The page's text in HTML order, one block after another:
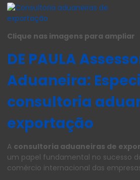
Clique nas imagens para ampliar
DE PAULA
Aduaneira:
consultoria
exportação
A consultoria aduaneiras de
um papel fundamental no sucesso
comércio internacional das